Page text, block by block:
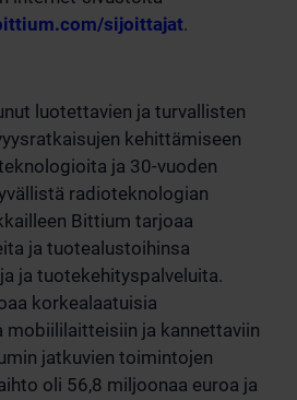
sijoittajat.
luotettavien ja turvallisten
kehittämiseen
ja 30-vuoden
radioteknologian
Bittium tarjoaa
ja tuotealustoihinsa
ja tuotekehityspalveluita.
korkealaatuisia
ja kannettaviin
jatkuvien toimintojen
oli 56,8 miljoonaa euroa ja